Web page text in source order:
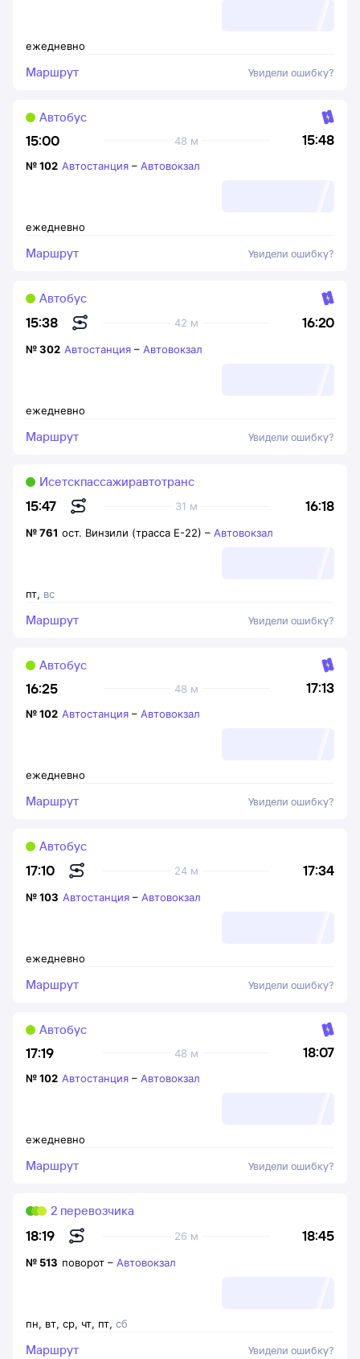
ежедневно
Маршрут Увидели ошибку?
15:00 15:48
48 м
Автобус
ежедневно
№102 Автостанция – Автовокзал
Маршрут Увидели ошибку?
15:38 16:20
42 м
Автобус
ежедневно
№302 Автостанция – Автовокзал
Маршрут Увидели ошибку?
15:47 16:18
31 м
Исетскпассажиравтотранс
пт, вс
№761 ост. Винзили (трасса Е-22) – Автовокзал
Маршрут Увидели ошибку?
16:25 17:13
48 м
Автобус
ежедневно
№102 Автостанция – Автовокзал
Маршрут Увидели ошибку?
17:10 17:34
24 м
Автобус
ежедневно
№103 Автостанция – Автовокзал
Маршрут Увидели ошибку?
17:19 18:07
48 м
Автобус
ежедневно
№102 Автостанция – Автовокзал
Маршрут Увидели ошибку?
18:19 18:45
26 м
2 перевозчика
пн, вт, ср, чт, пт, сб
№ 513 поворот – Автовокзал
Маршрут Увидели ошибку?